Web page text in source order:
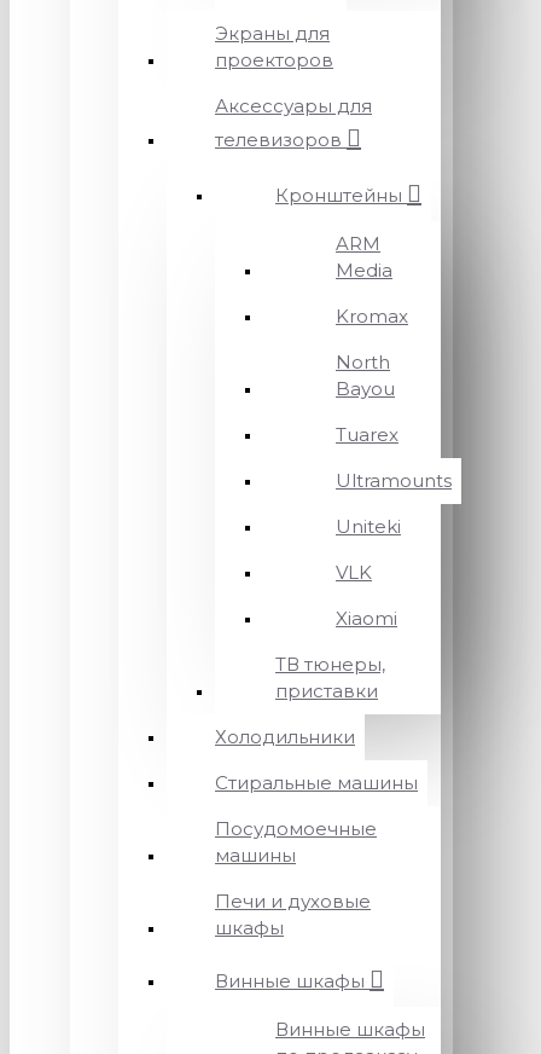
Экраны для
проекторов
Аксессуары для
телевизоров
Кронштейны
ARM
Media
Kromax
North
Bayou
Tuarex
Ultramounts
Uniteki
VLK
Xiaomi
ТВ тюнеры,
приставки
Холодильники
Стиральные машины
Посудомоечные
машины
Печи и духовые
шкафы
Винные шкафы
Винные шкафы